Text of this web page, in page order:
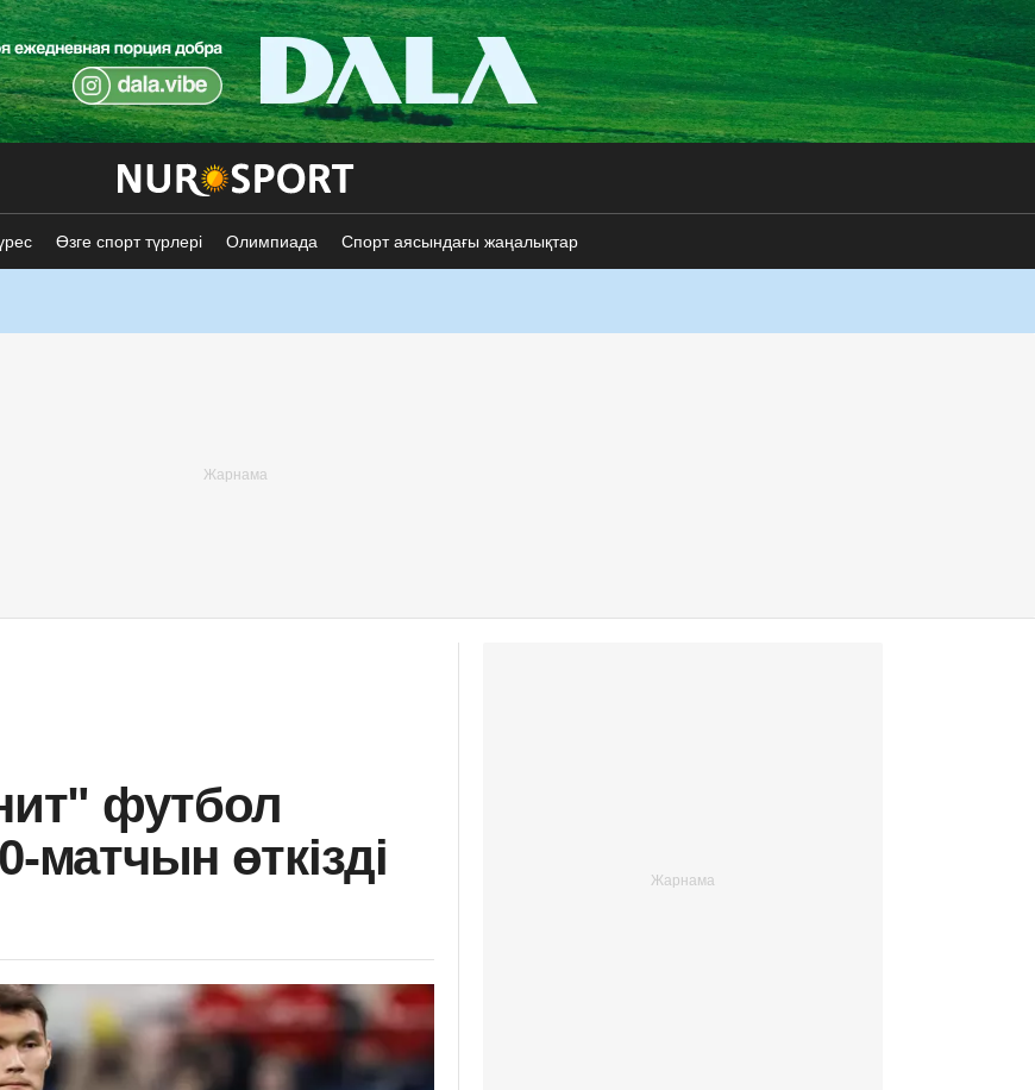
Өзге спорт түрлері Олимпиада Спорт аясындағы жаңалықтар
футбол
өткізді